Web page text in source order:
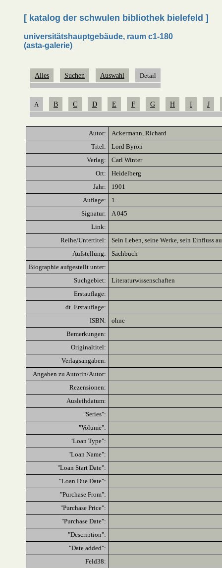
[ katalog der schwulen bibliothek bielefeld ]
universitätshauptgebäude, raum c1-180
(asta-galerie)
Alles Suchen Auswahl Detail
A B C D E F G H I J
Autor:
Ackermann, Richard
Titel:
Lord Byron
Verlag:
Carl Winter
Ort:
Heidelberg
Jahr:
1901
Auflage:
1.
Signatur:
A 045
Link:
Reihe/Untertitel:
Sein Leben, seine Werke, sein Einfluss
Aufstellung:
Sachbuch
Biographie aufgestellt unter:
Suchgebiet:
Literaturwissenschaften
Erstauflage:
dt. Erstauflage:
ISBN:
ohne
Bemerkungen:
Originaltitel:
Verlagsangaben:
Angaben zu Autorin/Autor:
Rezensionen:
Ausleihdatum:
"Series":
"Volume":
"Loan Type":
"Loan Name":
"Loan Start Date":
"Loan Due Date":
"Purchase From":
"Purchase Price":
"Purchase Date":
"Description":
"Date added":
Feld38: